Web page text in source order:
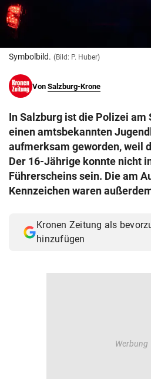
© Krone Multimedia GmbH & Co KG
Muthgasse 2, 1190 Wien
Symbolbild. (Bild: P. Huber)
Von Salzburg-Krone
In Salzburg ist die Polizei am
einen amtsbekannten
aufmerksam geworden, weil
Der 16-Jährige konnte nicht
Führerscheins sein. Die am
Kennzeichen waren
Kronen Zeitung als
hinzufügen